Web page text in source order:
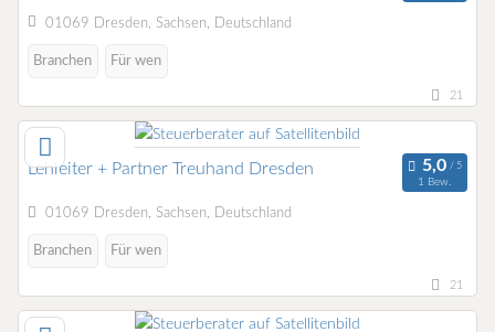
01069 Dresden, Sachsen, Deutschland
Branchen Für wen
21
Lehleiter + Partner Treuhand Dresden
1 Bew.
01069 Dresden, Sachsen, Deutschland
Branchen Für wen
21